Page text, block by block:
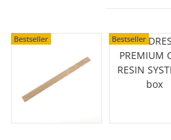
Bestseller Bestseller